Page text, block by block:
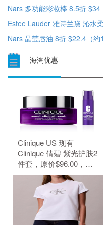
Nars 多功能彩妆棒 8.5折 $34
Nars 晶莹唇油 8折 $22.4（约
海淘优惠
Clinique US 现有
Clinique 倩碧 紫光护肤2
件套，原价$96.00，现
特价$80.00（约541.24
元）。 无需使用优惠